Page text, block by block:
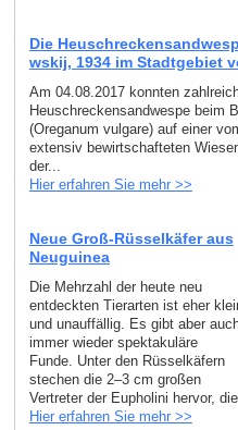
Die
wskij, 1934 im Stadtgebiet
Am 04.08.2017 konnten
Heuschreckensandwespe beim
(Oreganum vulgare) auf einer
extensiv bewirtschafteten
der...
Hier erfahren Sie mehr >>
Neue Groß-Rüsselkäfer aus
Neuguinea
Die Mehrzahl der heute neu
entdeckten Tierarten ist eher
und unauffällig. Es gibt aber
immer wieder spektakuläre
Funde. Unter den Rüsselkäfern
stechen die 2–3 cm großen
Vertreter der Eupholini hervor,
Hier erfahren Sie mehr >>